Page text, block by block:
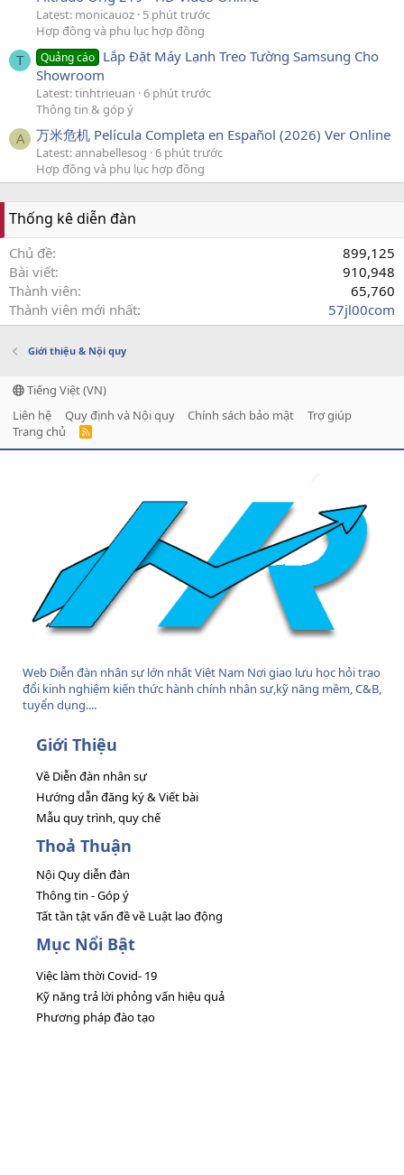
Latest: monicauoz 5 phút trước
Hợp đồng và phụ lục hợp đồng
T Quảng cáo Lắp Đặt Máy Lạnh Treo Tường Samsung Cho
Showroom
Latest: tinhtrieuan 6 phút trước
Thông tin & góp ý
A 万米危机 Película Completa en Español (2026) Ver Online
Latest: annabellesog 6 phút trước
Hợp đồng và phụ lục hợp đồng
Thống kê diễn đàn
Chủ đề
899,125
Bài viết
910,948
Thành viên
65,760
Thành viên mới nhất
57jl00com
Giới thiệu & Nội quy
Tiếng Việt (VN)
Liên hệ
Quy định và Nội quy Chính sách bảo mật
Trợ giúp
Trang chủ
R
Web Diễn đàn nhân sự lớn nhất Việt Nam Nơi giao lưu học hỏi trao
đổi kinh nghiệm kiến thức hành chính nhân sự,kỹ năng mềm, C&B,
tuyển dụng....
Giới Thiệu
Về Diễn đàn nhân sự
Hướng dẫn đăng ký & Viết bài
Mẫu quy trình, quy chế
Thoả Thuận
Nội Quy diễn đàn
Thông tin - Góp ý
Tất tần tật vấn đề về Luật lao động
Mục Nổi Bật
Việc làm thời Covid- 19
Kỹ năng trả lời phỏng vấn hiệu quả
Phương pháp đào tạo